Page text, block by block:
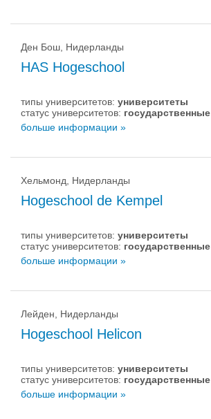
Ден Бош, Нидерланды
HAS Hogeschool
типы университетов: университеты
статус университетов: государственные
больше информации »
Хельмонд, Нидерланды
Hogeschool de Kempel
типы университетов: университеты
статус университетов: государственные
больше информации »
Лейден, Нидерланды
Hogeschool Helicon
типы университетов: университеты
статус университетов: государственные
больше информации »